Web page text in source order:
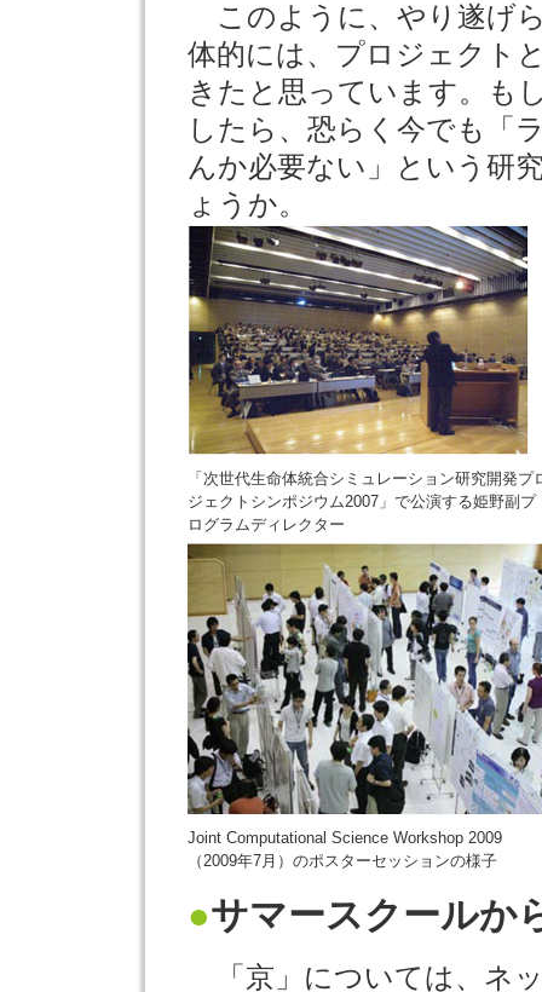
このように、やり遂げ
体的には、プロジェクト
きたと思っています。も
したら、恐らく今でも「
んか必要ない」という研
ょうか。
「次世代生命体統合シミュレーション研究開発プ
ジェクトシンポジウム2007」で公演する姫野副プ
ログラムディレクター
Joint Computational Science Workshop 2009
（2009年7月）のポスターセッションの様子
●サマースクールか
「京」については、ネ